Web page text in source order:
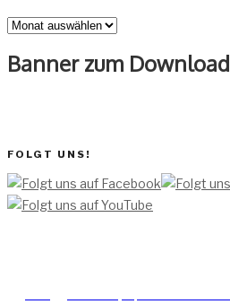
Archiv
Banner zum Download
FOLGT UNS!